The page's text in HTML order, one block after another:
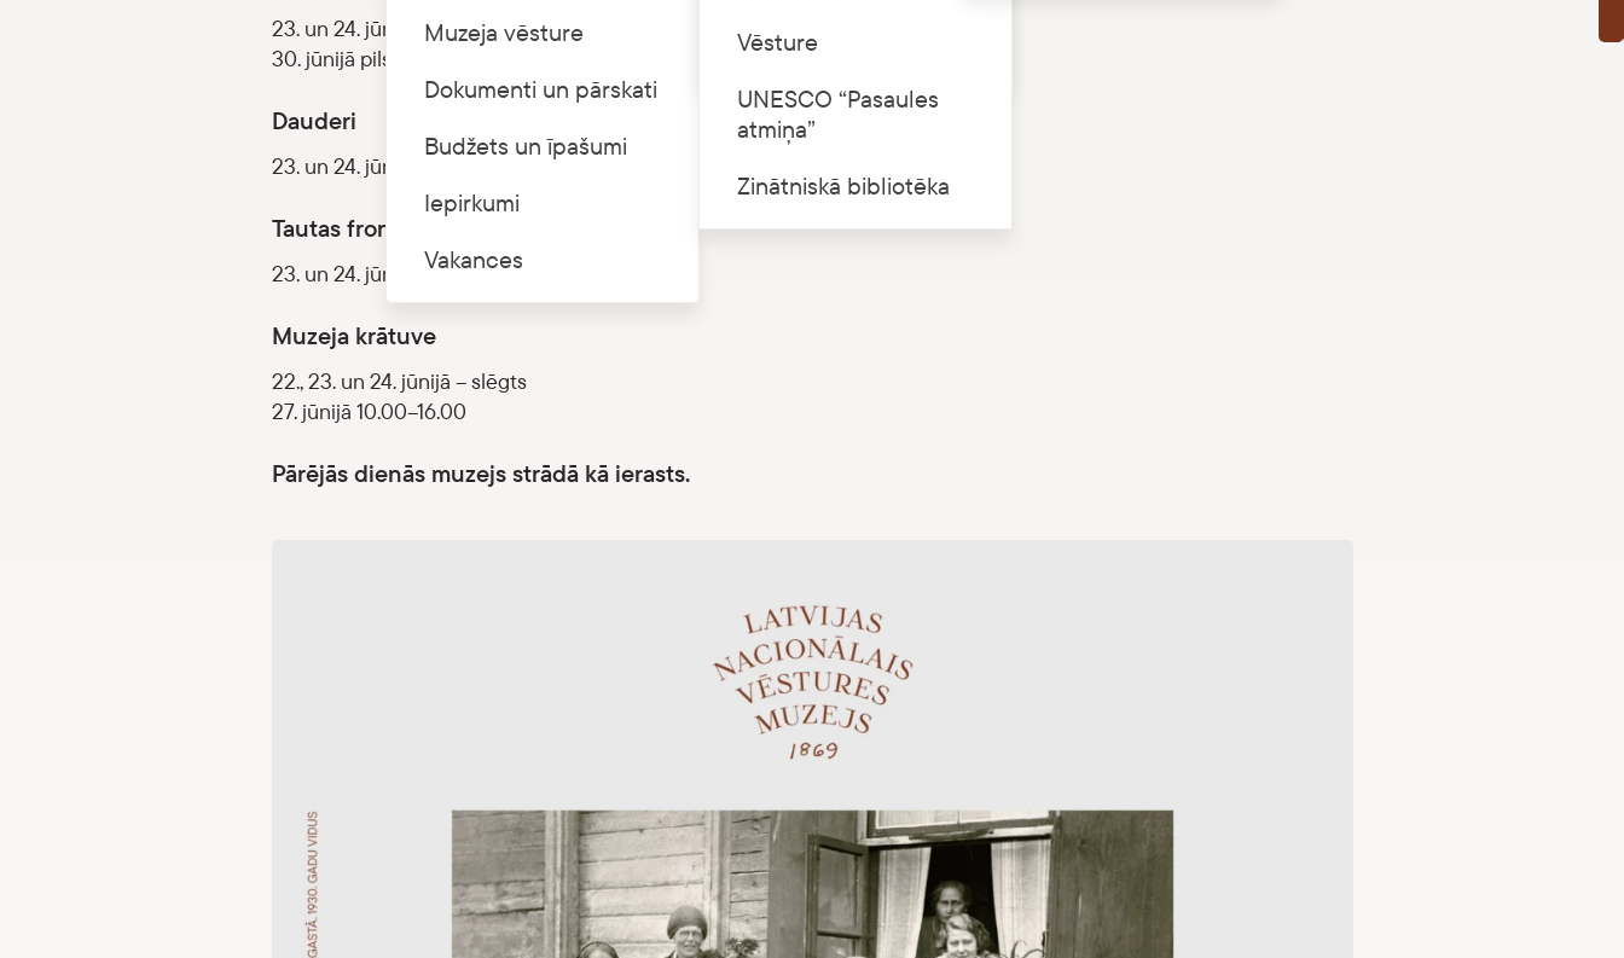
Cenrādis
Vēsture
UNESCO “Pasaules
atmiņa”
Zinātniskā bibliotēka
Muzeja vēsture
Dokumenti un pārskati
Budžets un īpašumi
Iepirkumi
Vakances
23. un 24. jūnijā – slēgts
30. jūnijā pils 2. stāvs apmeklētājiem slēgts.
Dauderi
23. un 24. jūnijā – slēgts
Tautas frontes muzejs
23. un 24. jūnijā – slēgts
Muzeja krātuve
22., 23. un 24. jūnijā – slēgts
27. jūnijā 10.00–16.00
Pārējās dienās muzejs strādā kā ierasts.